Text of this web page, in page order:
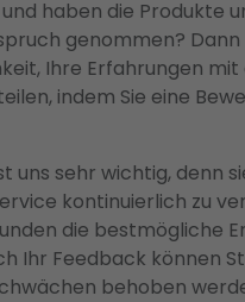
haben die Produkte
genommen?
Ihre Erfahrungen
indem Sie eine
uns sehr wichtig, denn
kontinuierlich zu
die bestmögliche
Ihr Feedback können
behoben